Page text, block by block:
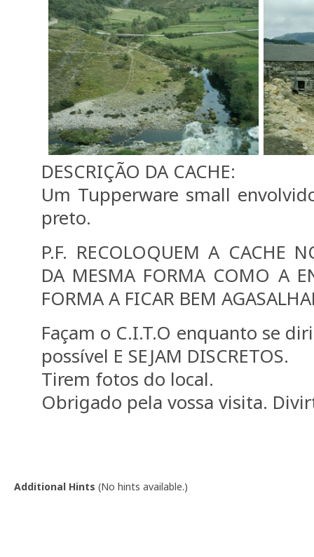
DESCRIÇÃO DA CACHE:
Um Tupperware small
preto.
P.F. RECOLOQUEM A CACHE
DA MESMA FORMA COMO A
FORMA A FICAR BEM
Façam o C.I.T.O enquanto se
possível E SEJAM DISCRETOS.
Tirem fotos do local.
Obrigado pela vossa visita.
Additional Hints (No hints available.)